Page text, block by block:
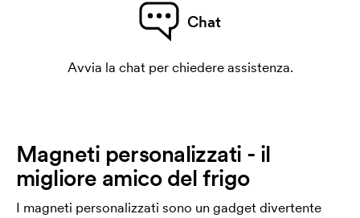
Chat
Avvia la chat per chiedere assistenza.
Magneti personalizzati - il
migliore amico del frigo
I magneti personalizzati sono un gadget divertente